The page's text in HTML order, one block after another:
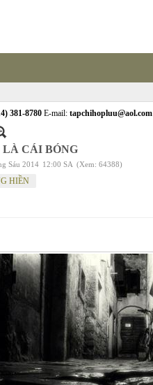
381-8780 E-mail: tapchihopluu@aol.com
LÀ CÁI BÓNG
Sáu 2014 12:00 SA (Xem: 64388)
HIỀN